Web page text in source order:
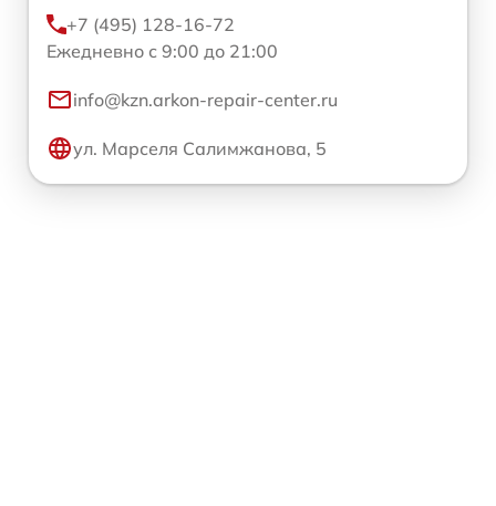
+7 (495) 128-16-72
Ежедневно с 9:00 до 21:00
info@kzn.arkon-repair-center.ru
ул. Марселя Салимжанова, 5